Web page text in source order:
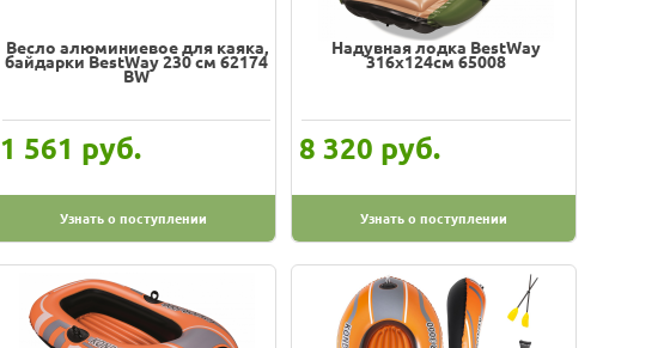
Весло алюминиевое для каяка,
байдарки BestWay 230 см 62174
BW
1 561 руб.
Узнать о поступлении
Надувная лодка BestWay
316х124см 65008
8 320 руб.
Узнать о поступлении